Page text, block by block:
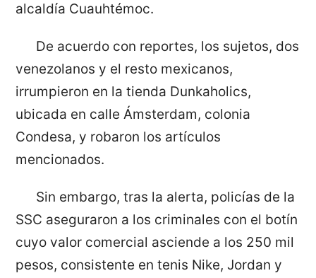
alcaldía Cuauhtémoc.
De acuerdo con reportes, los sujetos, dos
venezolanos y el resto mexicanos,
irrumpieron en la tienda Dunkaholics,
ubicada en calle Ámsterdam, colonia
Condesa, y robaron los artículos
mencionados.
Sin embargo, tras la alerta, policías de la
SSC aseguraron a los criminales con el botín
cuyo valor comercial asciende a los 250 mil
pesos, consistente en tenis Nike, Jordan y